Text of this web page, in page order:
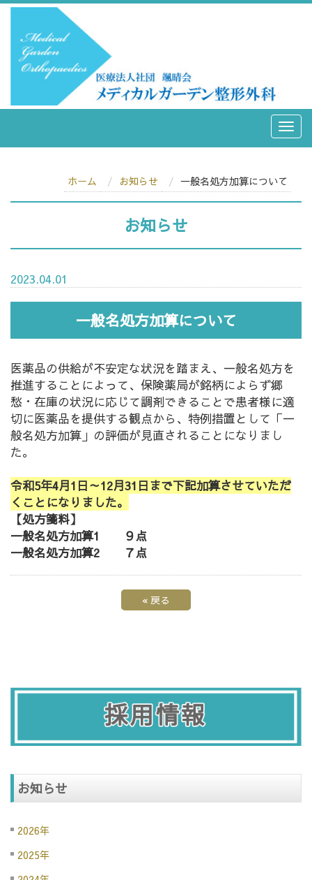
ホーム お知らせ 一般名処方加算について
お知らせ
2023.04.01
一般名処方加算について
医薬品の供給が不安定な状況を踏まえ、一般名処方を
推進することによって、保険薬局が銘柄によらず郷
愁・在庫の状況に応じて調剤できることで患者様に適
切に医薬品を提供する観点から、特例措置として「一
般名処方加算」の評価が見直されることになりまし
た。
令和5年4月1日～12月31日まで下記加算させていただ
くことになりました。
【処方箋料】
一般名処方加算1 ９点
一般名処方加算2 ７点
« 戻る
お知らせ
2026年
2025年